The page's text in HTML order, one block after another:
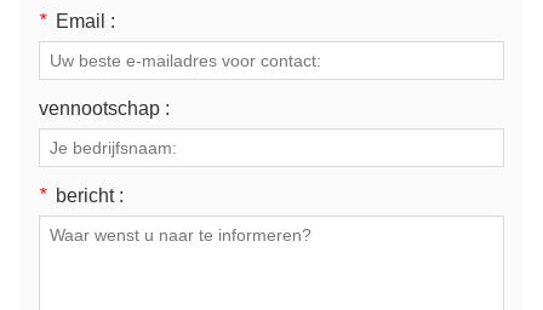
* Email :
vennootschap :
* bericht :